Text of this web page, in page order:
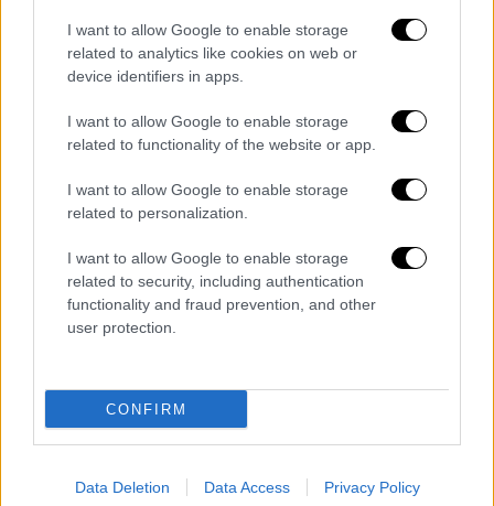
I want to allow Google to enable storage
related to analytics like cookies on web or
device identifiers in apps.
I want to allow Google to enable storage
related to functionality of the website or app.
I want to allow Google to enable storage
related to personalization.
I want to allow Google to enable storage
related to security, including authentication
functionality and fraud prevention, and other
user protection.
CONFIRM
Data Deletion Data Access Privacy Policy
συζητήσεις, κατεβήκαμε στο πεδίο της
μάχης και προβήκαμε σε τέτοια βήματα που